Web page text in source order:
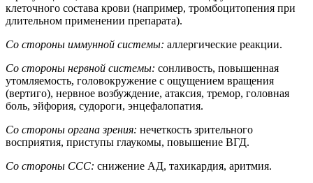
клеточного состава крови (например, тромбоцитопения при
длительном применении препарата).
Со стороны иммунной системы: аллергические реакции.
Со стороны нервной системы: сонливость, повышенная
утомляемость, головокружение с ощущением вращения
(вертиго), нервное возбуждение, атаксия, тремор, головная
боль, эйфория, судороги, энцефалопатия.
Со стороны органа зрения: нечеткость зрительного
восприятия, приступы глаукомы, повышение ВГД.
Со стороны ССС: снижение АД, тахикардия, аритмия.